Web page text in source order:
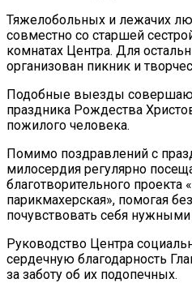
Тяжелобольных и лежачих
совместно со старшей
комнатах Центра. Для
организован пикник и
Подобные выезды
праздника Рождества
пожилого человека.
Помимо поздравлений с
милосердия регулярно
благотворительного проекта
парикмахерская», помогая
почувствовать себя
Руководство Центра
сердечную благодарность
за заботу об их подопечных.